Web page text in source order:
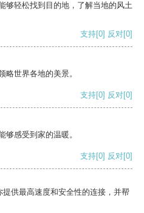
够轻松找到目的地，了解当地的风土
支持[0] 反对[0]
略世界各地的美景。
支持[0] 反对[0]
够感受到家的温暖。
支持[0] 反对[0]
供最高速度和安全性的连接，并帮